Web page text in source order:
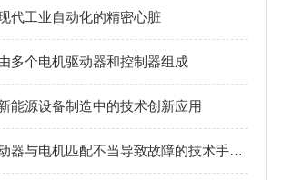
代工业自动化的精密心脏
多个电机驱动器和控制器组成
能源设备制造中的技术创新应用
解决伺服驱动器与电机匹配不当导致故障的技术手段与优化建议